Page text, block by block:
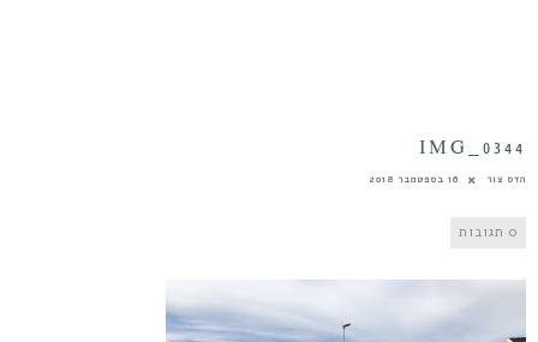
IMG_0344
הדס צור 16 בספטמבר 2018
0 תגובות